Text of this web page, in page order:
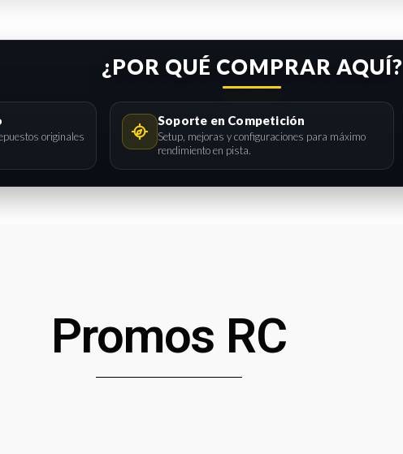
¿POR QUÉ COMPRAR AQUÍ?
originales
Soporte en Competición
Setup, mejoras y configuraciones para máximo
rendimiento en pista.
Promos RC